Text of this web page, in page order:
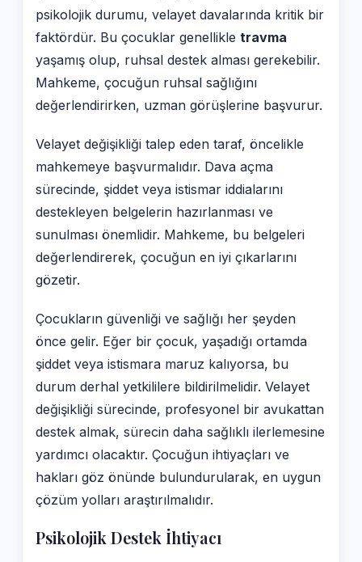
psikolojik durumu, velayet davalarında kritik bir
faktördür. Bu çocuklar genellikle travma
yaşamış olup, ruhsal destek alması gerekebilir.
Mahkeme, çocuğun ruhsal sağlığını
değerlendirirken, uzman görüşlerine başvurur.
Velayet değişikliği talep eden taraf, öncelikle
mahkemeye başvurmalıdır. Dava açma
sürecinde, şiddet veya istismar iddialarını
destekleyen belgelerin hazırlanması ve
sunulması önemlidir. Mahkeme, bu belgeleri
değerlendirerek, çocuğun en iyi çıkarlarını
gözetir.
Çocukların güvenliği ve sağlığı her şeyden
önce gelir. Eğer bir çocuk, yaşadığı ortamda
şiddet veya istismara maruz kalıyorsa, bu
durum derhal yetkililere bildirilmelidir. Velayet
değişikliği sürecinde, profesyonel bir avukattan
destek almak, sürecin daha sağlıklı ilerlemesine
yardımcı olacaktır. Çocuğun ihtiyaçları ve
hakları göz önünde bulundurularak, en uygun
çözüm yolları araştırılmalıdır.
Psikolojik Destek İhtiyacı